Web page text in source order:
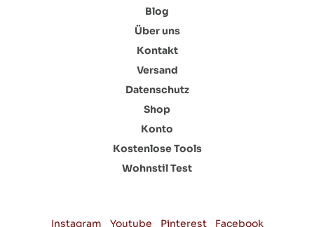
Blog
Über uns
Kontakt
Versand
Datenschutz
Shop
Konto
Kostenlose Tools
Wohnstil Test
Instagram Youtube Pinterest Facebook